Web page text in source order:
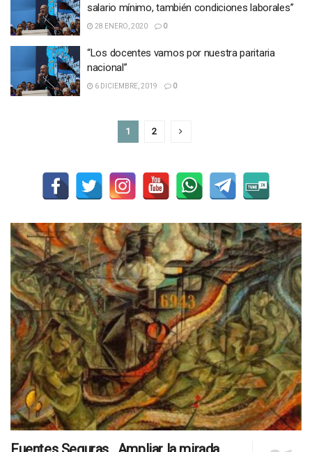
salario mínimo, también condiciones laborales”
28 ENERO, 2020 0
“Los docentes vamos por nuestra paritaria
nacional”
6 DICIEMBRE, 2019 0
1 2